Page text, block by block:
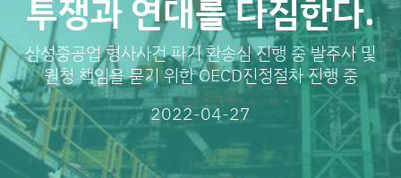
투쟁과 연대를 다짐한다.
삼성중공업 형사사건 파기 환송심 진행 중 발주사 및
원청 책임을 묻기 위한 OECD진정절차 진행 중
2022-04-27